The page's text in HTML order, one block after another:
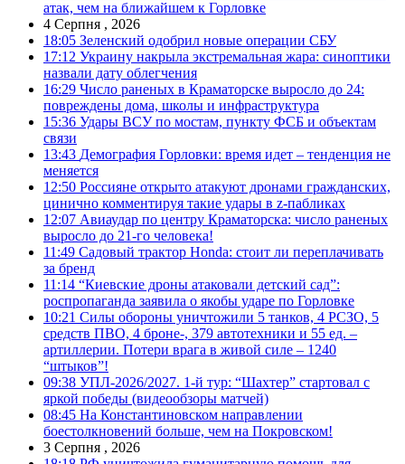
атак, чем на ближайшем к Горловке
4 Серпня , 2026
18:05 Зеленский одобрил новые операции СБУ
17:12 Украину накрыла экстремальная жара: синоптики
назвали дату облегчения
16:29 Число раненых в Краматорске выросло до 24:
повреждены дома, школы и инфраструктура
15:36 Удары ВСУ по мостам, пункту ФСБ и объектам
связи
13:43 Демография Горловки: время идет – тенденция не
меняется
12:50 Россияне открыто атакуют дронами гражданских,
цинично комментируя такие удары в z-пабликах
12:07 Авиаудар по центру Краматорска: число раненых
выросло до 21-го человека!
11:49 Садовый трактор Honda: стоит ли переплачивать
за бренд
11:14 “Киевские дроны атаковали детский сад”:
роспропаганда заявила о якобы ударе по Горловке
10:21 Силы обороны уничтожили 5 танков, 4 РСЗО, 5
средств ПВО, 4 броне-, 379 автотехники и 55 ед. –
артиллерии. Потери врага в живой силе – 1240
“штыков”!
09:38 УПЛ-2026/2027. 1-й тур: “Шахтер” стартовал с
яркой победы (видеообзоры матчей)
08:45 На Константиновском направлении
боестолкновений больше, чем на Покровском!
3 Серпня , 2026